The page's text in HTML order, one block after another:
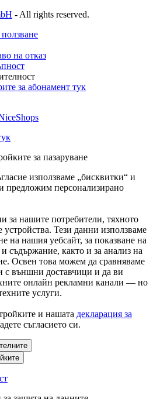
- All rights reserved.
на отказ
за абонамент тук
за пазаруване
използваме „бисквитки“ и
предложим персонализирано
за нашите потребители, тяхното
Тези данни използваме
на нашия уебсайт, за показване на
съдържание, както и за анализ на
Освен това можем да сравняваме
с външни доставчици и да ви
онлайн рекламни канали — но
услуги.
и нашата декларация за
съгласието си.